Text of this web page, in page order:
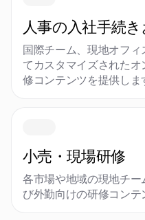
人事の入社手続
国際チーム、現地オフ
てカスタマイズされた
修コンテンツを提供しま
小売・現場研修
各市場や地域の現地チ
び外勤向けの研修コンテ